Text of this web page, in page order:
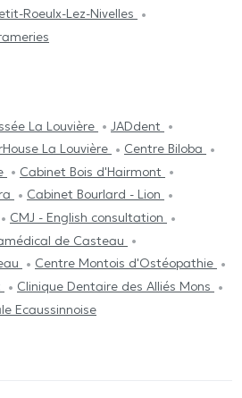
Roeulx-Lez-Nivelles
La Louvière
JADdent
La Louvière
Centre Biloba
Cabinet Bois d'Hairmont
Cabinet Bourlard - Lion
CMJ - English consultation
de Casteau
Centre Μontois d'Ostéopathie
Clinique Dentaire des Alliés Mons
Ecaussinnoise